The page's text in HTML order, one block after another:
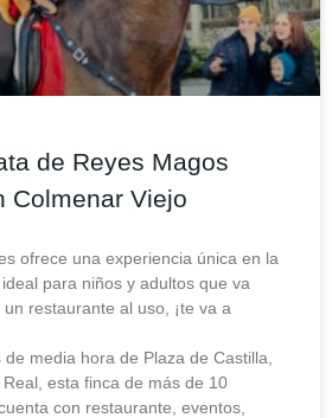
de Reyes Magos
Colmenar Viejo
ofrece una experiencia única en la
para niños y adultos que va
restaurante al uso, ¡te va a
de media hora de Plaza de Castilla,
esta finca de más de 10
con restaurante, eventos,